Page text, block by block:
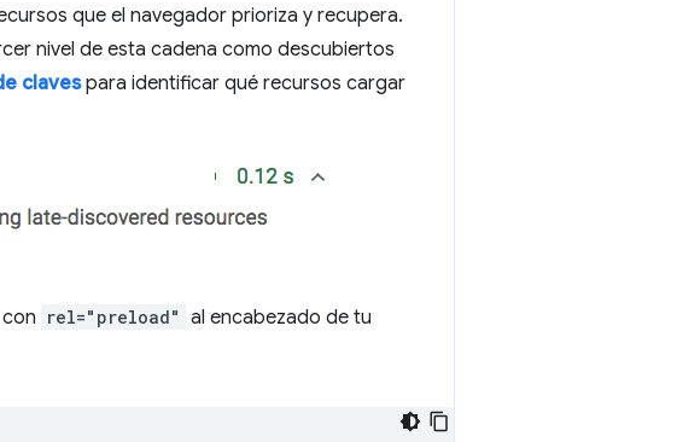
que el navegador prioriza y recupera.
nivel de esta cadena como descubiertos
clavespara identificar qué recursos cargar
con rel="preload" al encabezado de tu